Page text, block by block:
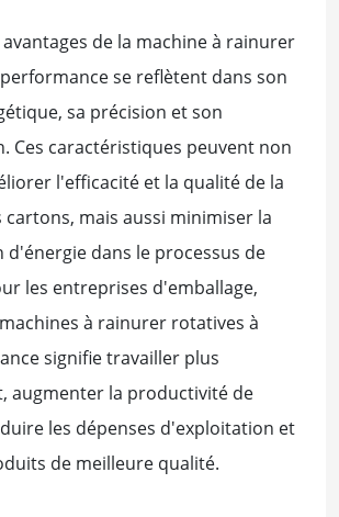
avantages de la machine à rainurer
se reflètent dans son
sa précision et son
Ces caractéristiques peuvent non
l'efficacité et la qualité de la
mais aussi minimiser la
dans le processus de
les entreprises d'emballage,
à rainurer rotatives à
signifie travailler plus
augmenter la productivité de
les dépenses d'exploitation et
de meilleure qualité.